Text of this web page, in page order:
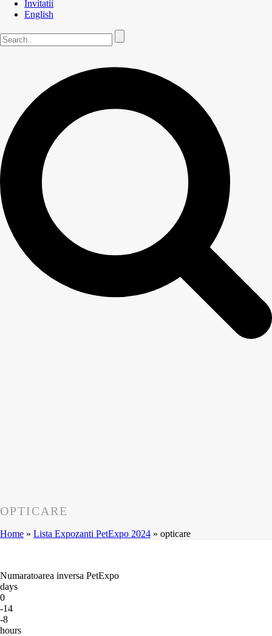
Invitatii
English
OPTICARE
Home » Lista Expozanti PetExpo 2024 » opticare
Numaratoarea inversa PetExpo
days
0
-14
-8
hours